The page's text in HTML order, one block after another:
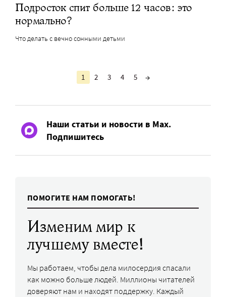
Подросток спит больше 12 часов: это
нормально?
Что делать с вечно сонными детьми
1 2 3 4 5 →
Наши статьи и новости в Max.
Подпишитесь
ПОМОГИТЕ НАМ ПОМОГАТЬ!
Изменим мир к
лучшему вместе!
Мы работаем, чтобы дела милосердия спасали
как можно больше людей. Миллионы читателей
доверяют нам и находят поддержку. Каждый